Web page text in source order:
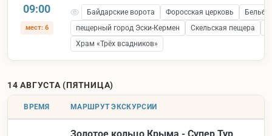
09:00
мест: 6
Байдарские ворота Форосская церковь
пещерный город Эски-Кермен
Скельская пещера
Храм «Трёх всадников»
14 АВГУСТА (ПЯТНИЦА)
ВРЕМЯ МАРШРУТ ЭКСКУРСИИ
Золотое кольцо Крыма - Супер Тур